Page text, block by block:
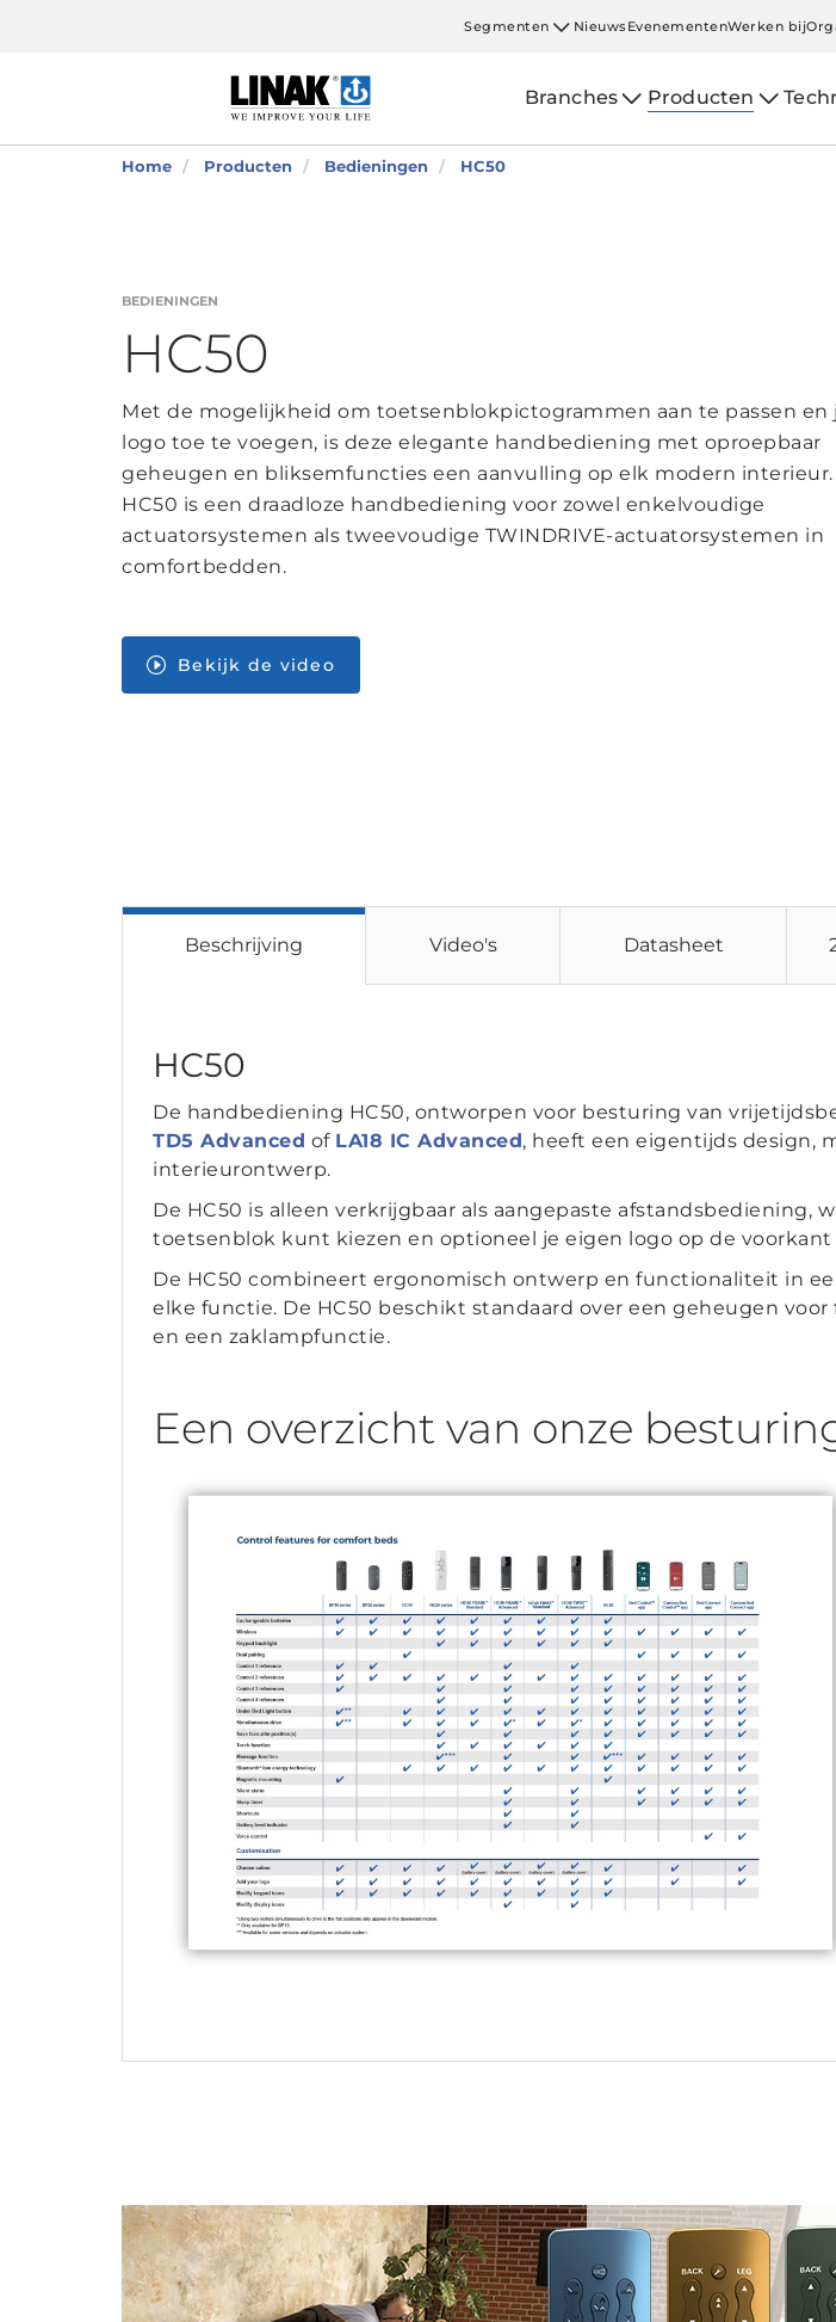
Segmenten NieuwsEvenementenWerken bij
Branches Producten
Home Producten Bedieningen HC50
BEDIENINGEN
HC50
Met de mogelijkheid om toetsenblokpictogrammen aan te passen en
logo toe te voegen, is deze elegante handbediening met oproepbaar
geheugen en bliksemfuncties een aanvulling op elk modern interieur.
HC50 is een draadloze handbediening voor zowel enkelvoudige
actuatorsystemen als tweevoudige TWINDRIVE-actuatorsystemen in
comfortbedden.
Bekijk de video
Beschrijving Video's Datasheet
HC50
De handbediening HC50, ontworpen voor besturing van
TD5 Advanced of LA18 IC Advanced, heeft een eigentijds design,
interieurontwerp.
De HC50 is alleen verkrijgbaar als aangepaste
toetsenblok kunt kiezen en optioneel je eigen logo op de
De HC50 combineert ergonomisch ontwerp en functionaliteit in
elke functie. De HC50 beschikt standaard over een geheugen
en een zaklampfunctie.
Een overzicht van onze